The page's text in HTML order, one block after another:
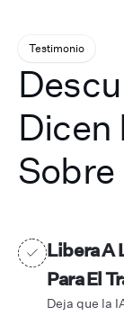
Testimonio
Dicen
Libera A
Para El
Deja que la